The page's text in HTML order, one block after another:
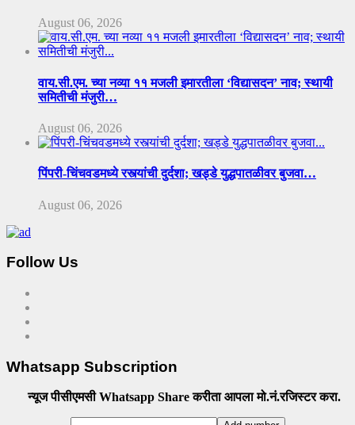
August 06, 2026
वाय.सी.एम. च्या नव्या ११ मजली इमारतीला ‘विद्यासदन’ नाव; स्थायी
समितीची मंजुरी…
August 06, 2026
पिंपरी-चिंचवडमध्ये रस्त्यांची दुर्दशा; खड्डे युद्धपातळीवर बुजवा…
August 06, 2026
Follow Us
Whatsapp Subscription
न्यूज पीसीएमसी Whatsapp Share करीता आपला मो.नं.रजिस्टर करा.